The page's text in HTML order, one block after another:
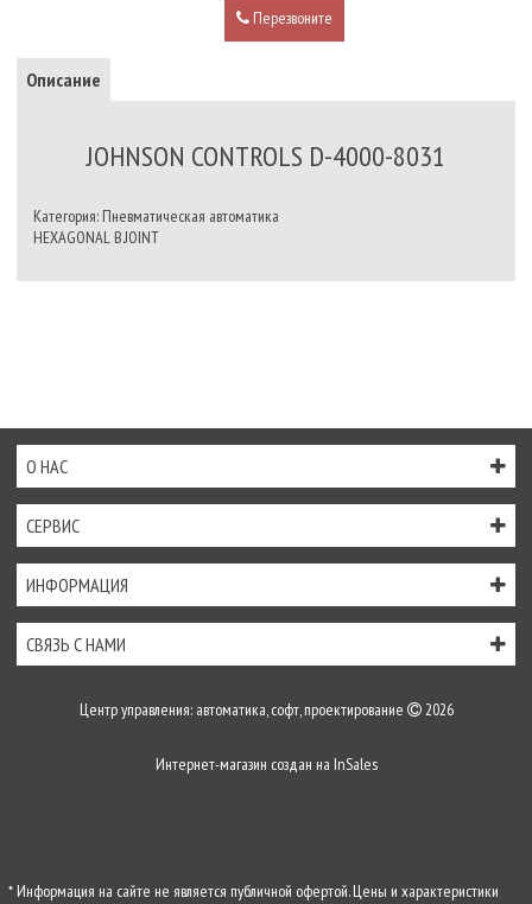
Перезвоните
Описание
JOHNSON CONTROLS D-4000-8031
Категория: Пневматическая автоматика
HEXAGONAL B.JOINT
О НАС
СЕРВИС
ИНФОРМАЦИЯ
СВЯЗЬ С НАМИ
Центр управления: автоматика, софт, проектирование 2026
Интернет-магазин создан на InSales
* Информация на сайте не является публичной офертой. Цены и характеристики